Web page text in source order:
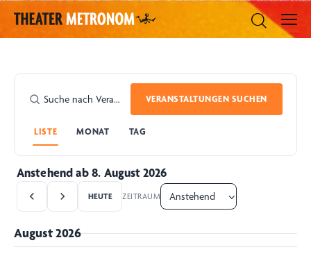
VERANSTALTUNGEN SUCHEN
LISTE MONAT TAG
HEUTE
Anstehend ab 8. August 2026
ZEITRAUM
August 2026